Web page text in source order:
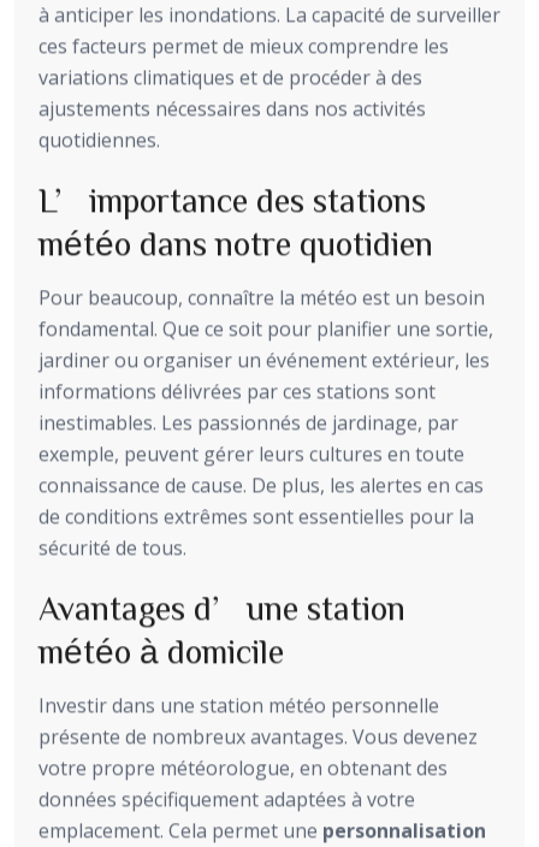
à anticiper les inondations. La capacité de surveiller
ces facteurs permet de mieux comprendre les
variations climatiques et de procéder à des
ajustements nécessaires dans nos activités
quotidiennes.
L’importance des stations
météo dans notre quotidien
Pour beaucoup, connaître la météo est un besoin
fondamental. Que ce soit pour planifier une sortie,
jardiner ou organiser un événement extérieur, les
informations délivrées par ces stations sont
inestimables. Les passionnés de jardinage, par
exemple, peuvent gérer leurs cultures en toute
connaissance de cause. De plus, les alertes en cas
de conditions extrêmes sont essentielles pour la
sécurité de tous.
Avantages d’une station
météo à domicile
Investir dans une station météo personnelle
présente de nombreux avantages. Vous devenez
votre propre météorologue, en obtenant des
données spécifiquement adaptées à votre
emplacement. Cela permet une personnalisation